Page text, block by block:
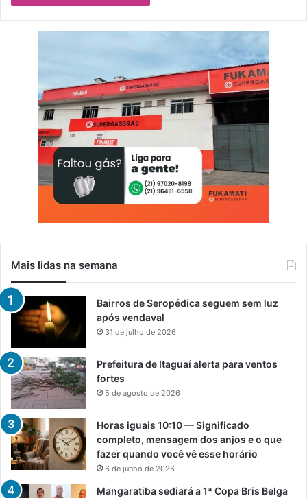
Mais lidas na semana
Bairros de Seropédica seguem sem luz
após vendaval
31 de julho de 2026
Prefeitura de Itaguaí alerta para ventos
fortes
5 de agosto de 2026
Horas iguais 10:10 — Significado
completo, mensagem dos anjos e o que
fazer quando você vê esse horário
6 de junho de 2026
Mangaratiba sediará a 1ª Copa Bris Belga